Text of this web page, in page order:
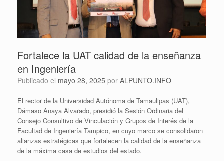
Fortalece la UAT calidad de la enseñanza
en Ingeniería
Publicado el mayo 28, 2025 por ALPUNTO.INFO
El rector de la Universidad Autónoma de Tamaulipas (UAT),
Dámaso Anaya Alvarado, presidió la Sesión Ordinaria del
Consejo Consultivo de Vinculación y Grupos de Interés de la
Facultad de Ingeniería Tampico, en cuyo marco se consolidaron
alianzas estratégicas que fortalecen la calidad de la enseñanza
de la máxima casa de estudios del estado.